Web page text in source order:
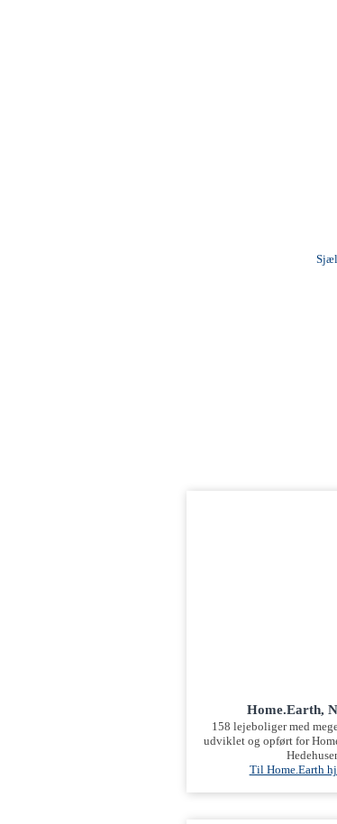
Home.Earth,
158 lejeboliger med
udviklet og opført for
Til Home.Earth